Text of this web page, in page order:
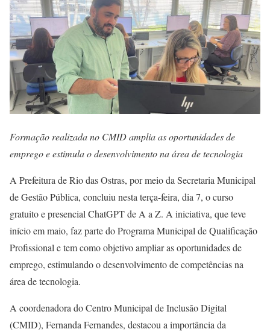
Formação realizada no CMID amplia as oportunidades de
emprego e estimula o desenvolvimento na área de tecnologia
A Prefeitura de Rio das Ostras, por meio da Secretaria Municipal
de Gestão Pública, concluiu nesta terça-feira, dia 7, o curso
gratuito e presencial ChatGPT de A a Z. A iniciativa, que teve
início em maio, faz parte do Programa Municipal de Qualificação
Profissional e tem como objetivo ampliar as oportunidades de
emprego, estimulando o desenvolvimento de competências na
área de tecnologia.
A coordenadora do Centro Municipal de Inclusão Digital
(CMID), Fernanda Fernandes, destacou a importância da